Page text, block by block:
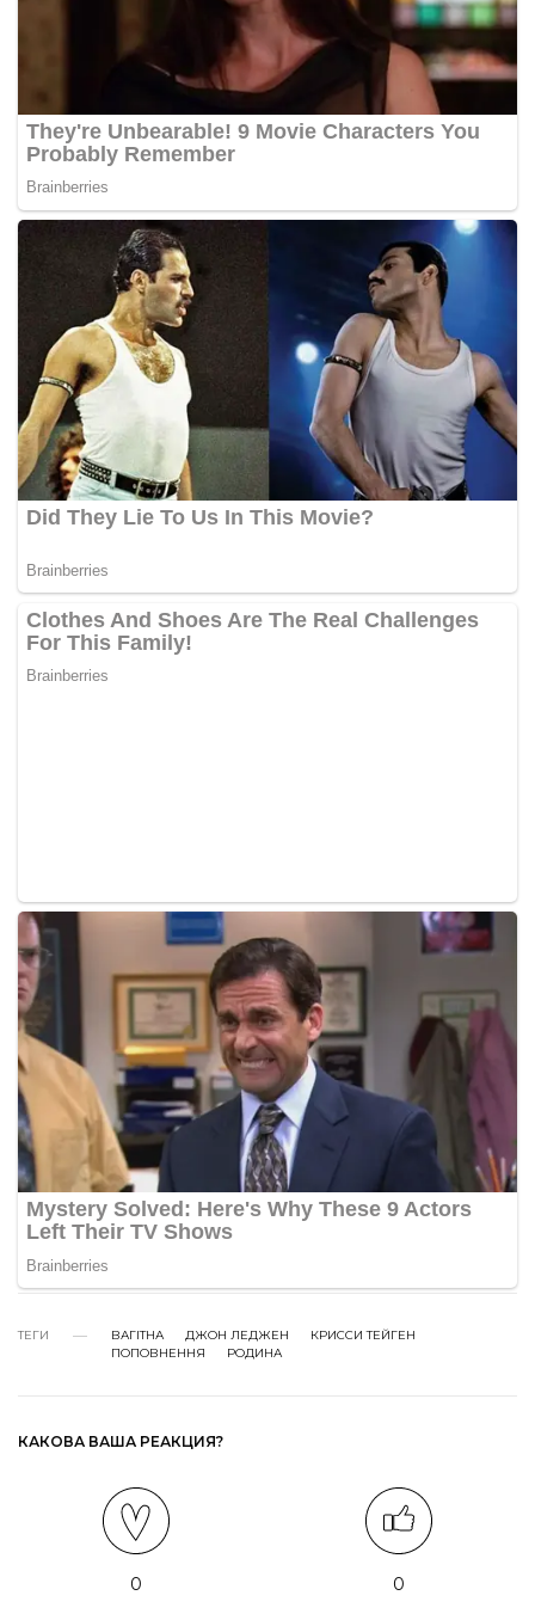
ТЕГИ ВАГІТНА ДЖОН ЛЕДЖЕН
КРИССИ ТЕЙГЕН
ПОПОВНЕННЯ
РОДИНА
КАКОВА ВАША РЕАКЦИЯ?
0 0